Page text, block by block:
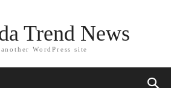
Trend News
WordPress site